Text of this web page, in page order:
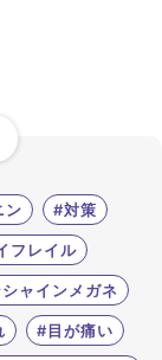
ン #対策
フレイル
ャインメガネ
#目が痛い